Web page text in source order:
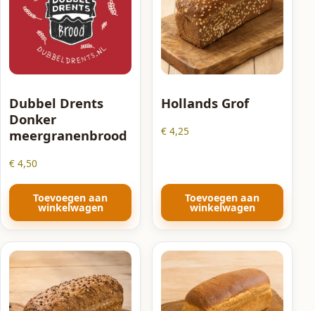
Dubbel Drents
Donker
meergranenbrood
€ 4,50
Toevoegen aan
winkelwagen
Hollands Grof
€ 4,25
Toevoegen aan
winkelwagen